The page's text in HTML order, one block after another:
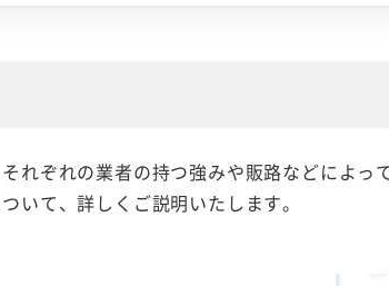
れぞれの業者の持つ強みや販路などによっ
いて、詳しくご説明いたします。